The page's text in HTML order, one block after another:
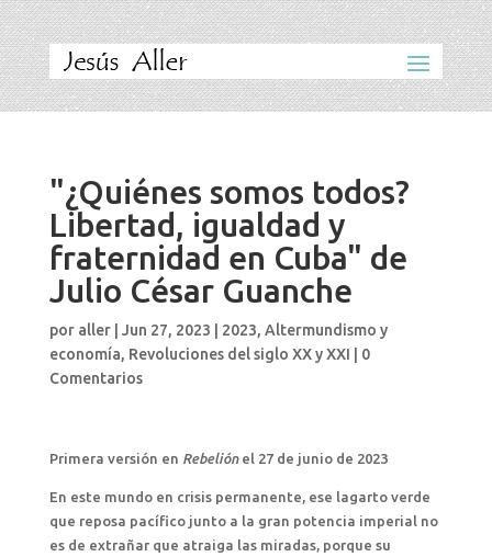
"¿Quiénes somos todos?
Libertad, igualdad y
fraternidad en Cuba" de
Julio César Guanche
por aller| Jun 27, 2023 2023, Altermundismo y
economía, Revoluciones del siglo XX y XXI
0
Comentarios
Primera versión en Rebeliónel 27 de junio de 2023
En este mundo en crisis permanente, ese lagarto verde
que reposa pacífico junto a la gran potencia imperial no
es de extrañar que atraiga las miradas, porque su